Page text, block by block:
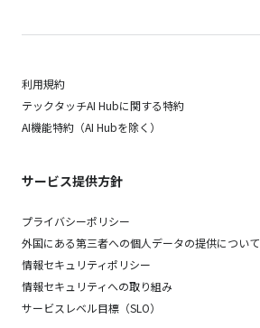
利用規約
テックタッチAI Hubに関する特約
AI機能特約（AI Hubを除く）
サービス提供方針
プライバシーポリシー
外国にある第三者への個人データの提供について
情報セキュリティポリシー
情報セキュリティへの取り組み
サービスレベル目標（SLO）